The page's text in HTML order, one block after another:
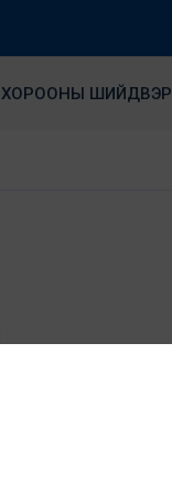
ХОРООНЫ ШИЙДВЭР